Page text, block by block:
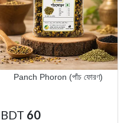
Panch Phoron (পাঁচ ফোরণ)
BDT 60